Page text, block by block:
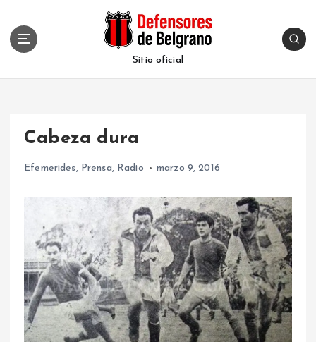
Sitio oficial
Cabeza dura
Efemerides, Prensa, Radio marzo 9, 2016